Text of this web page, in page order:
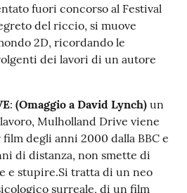
fuori concorso al Festival
del riccio, si muove
2D, ricordando le
dei lavori di un autore
: (Omaggio a David Lynch) un
Mulholland Drive viene
degli anni 2000 dalla BBC e
di distanza, non smette di
e stupire.Si tratta di un neo
surreale, di un film